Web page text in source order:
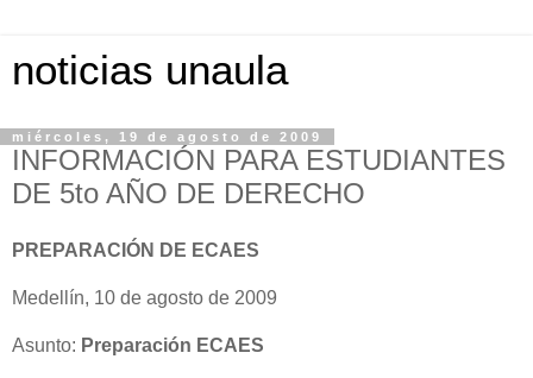
noticias unaula
miércoles, 19 de agosto de 2009
INFORMACIÓN PARA ESTUDIANTES
DE 5to AÑO DE DERECHO
PREPARACIÓN DE ECAES
Medellín, 10 de agosto de 2009
Asunto: Preparación ECAES